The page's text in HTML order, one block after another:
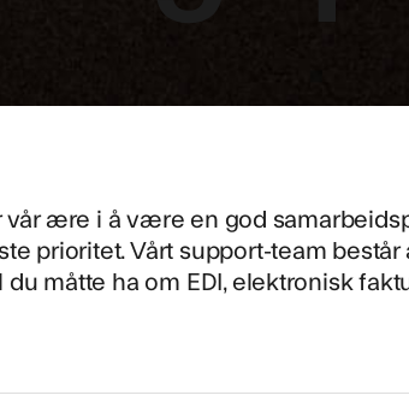
vår ære i å være en god
prioritet. Vårt support-team
du måtte ha om EDI, elektronisk